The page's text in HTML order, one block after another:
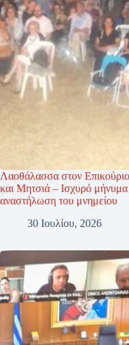
Λαοθάλασσα στον
και Μητσιά – Ισχυρό
αναστήλωση του μνημείου
30 Ιουλίου, 2026